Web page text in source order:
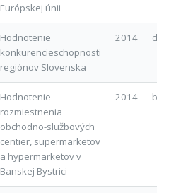
Európskej únii
Hodnotenie
konkurencieschopnosti
regiónov Slovenska
2014 d
Hodnotenie
rozmiestnenia
obchodno-službových
centier, supermarketov
a hypermarketov v
Banskej Bystrici
2014 b